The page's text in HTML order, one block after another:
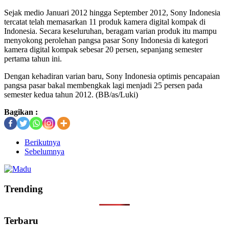
Sejak medio Januari 2012 hingga September 2012, Sony Indonesia
tercatat telah memasarkan 11 produk kamera digital kompak di
Indonesia. Secara keseluruhan, beragam varian produk itu mampu
menyokong perolehan pangsa pasar Sony Indonesia di kategori
kamera digital kompak sebesar 20 persen, sepanjang semester
pertama tahun ini.
Dengan kehadiran varian baru, Sony Indonesia optimis pencapaian
pangsa pasar bakal membengkak lagi menjadi 25 persen pada
semester kedua tahun 2012. (BB/as/Luki)
Bagikan :
Berikutnya
Sebelumnya
Trending
Terbaru